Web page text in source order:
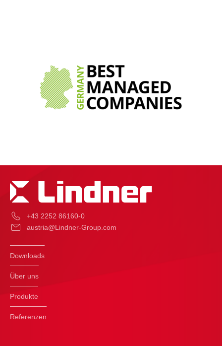
+43 2252 86160-0
austria@Lindner-Group.com
Downloads
Über uns
Produkte
Referenzen